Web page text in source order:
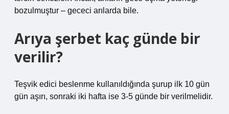
bozulmuştur – gececi arılarda bile.
Arıya şerbet kaç günde bir
verilir?
Teşvik edici beslenme kullanıldığında şurup ilk 10 gün
gün aşırı, sonraki iki hafta ise 3-5 günde bir verilmelidir.